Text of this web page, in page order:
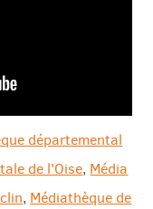
départemental
de l'Oise, Média
, Médiathèque de